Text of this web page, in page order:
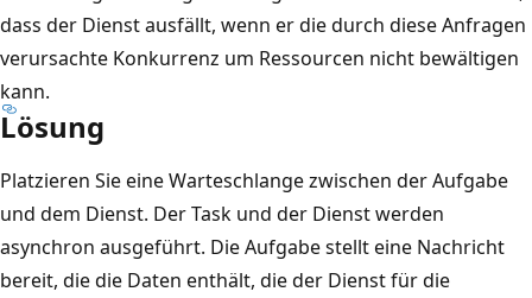
dass der Dienst ausfällt, wenn er die durch diese Anfragen
verursachte Konkurrenz um Ressourcen nicht bewältigen
kann.
Lösung
Platzieren Sie eine Warteschlange zwischen der Aufgabe
und dem Dienst. Der Task und der Dienst werden
asynchron ausgeführt. Die Aufgabe stellt eine Nachricht
bereit, die die Daten enthält, die der Dienst für die